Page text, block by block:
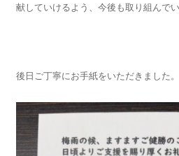
献していけるよう、今後も取り組んでい
後日ご丁寧にお手紙をいただきました。